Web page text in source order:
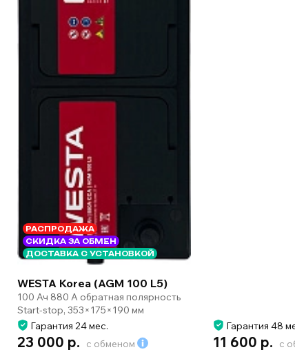
РАСПРОДАЖА
СКИДКА ЗА ОБМЕН
ДОСТАВКА С УСТАНОВКОЙ
WESTA Korea (AGM 100 L5)
100 Ач 880 А обратная полярность
Start-stop, 353×175×190 мм
Гарантия 24 мес.
23 000 р. с обменом
Гарантия 48
11 600 р. с